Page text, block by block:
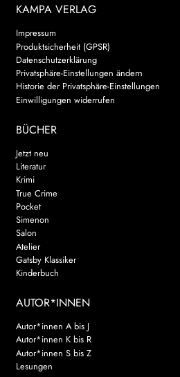
KAMPA VERLAG
Impressum
Produktsicherheit (GPSR)
Datenschutzerklärung
Privatsphäre-Einstellungen ändern
Historie der Privatsphäre-Einstellungen
Einwilligungen widerrufen
BÜCHER
Jetzt neu
Literatur
Krimi
True Crime
Pocket
Simenon
Salon
Atelier
Gatsby Klassiker
Kinderbuch
AUTOR*INNEN
Autor*innen A bis J
Autor*innen K bis R
Autor*innen S bis Z
Lesungen